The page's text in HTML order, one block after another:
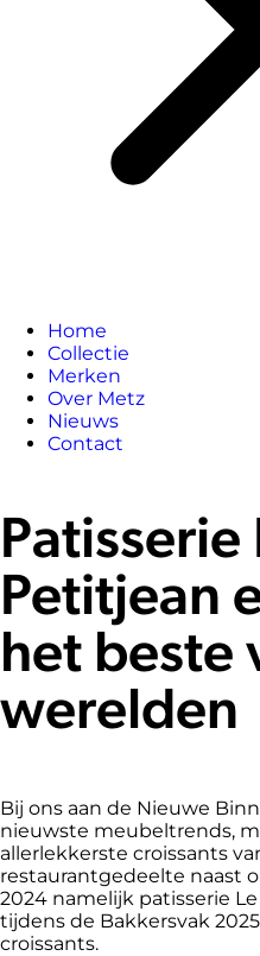
Home
Collectie
Merken
Over Metz
Nieuws
Contact
Patisserie
Petitjean
het beste
werelden
Bij ons aan de Nieuwe
nieuwste meubeltrends,
allerlekkerste croissants
restaurantgedeelte naast
2024 namelijk patisserie
tijdens de Bakkersvak
croissants.